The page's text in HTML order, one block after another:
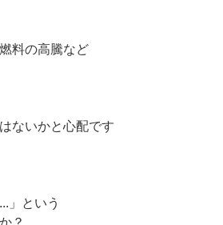
料の高騰など
ないかと心配です
」という